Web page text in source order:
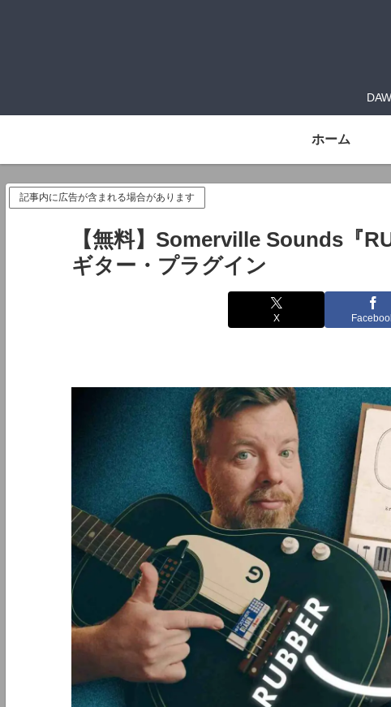
ホーム
記事内に広告が含まれる場合があります
【無料】Somerville Sounds『
ギター・プラグイン
X